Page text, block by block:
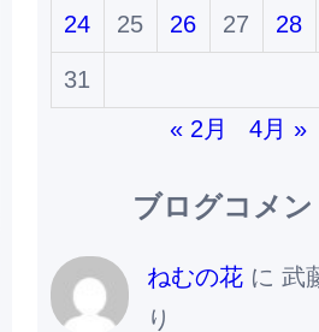
24 25 26 27 28
31
« 2月
4月 »
ブログコメン
ねむの花に 武
り